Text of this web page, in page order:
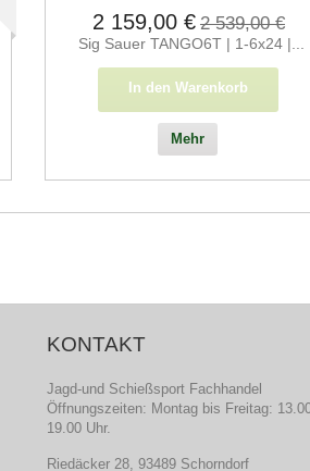
2 159,00 € 2 539,00 €
Sig Sauer TANGO6T | 1-6x24 |...
In den Warenkorb
Mehr
KONTAKT
Jagd-und Schießsport Fachhandel
Öffnungszeiten: Montag bis Freitag:
19.00 Uhr.
Riedäcker 28, 93489 Schorndorf